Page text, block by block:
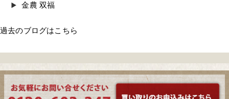
金農 双福
過去のブログはこちら